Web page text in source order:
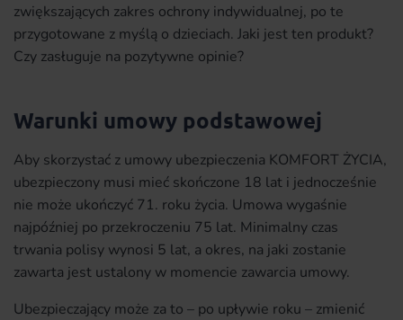
zwiększających zakres ochrony indywidualnej, po te
przygotowane z myślą o dzieciach. Jaki jest ten produkt?
Czy zasługuje na pozytywne opinie?
Warunki umowy podstawowej
Aby skorzystać z umowy ubezpieczenia KOMFORT ŻYCIA,
ubezpieczony musi mieć skończone 18 lat i jednocześnie
nie może ukończyć 71. roku życia. Umowa wygaśnie
najpóźniej po przekroczeniu 75 lat. Minimalny czas
trwania polisy wynosi 5 lat, a okres, na jaki zostanie
zawarta jest ustalony w momencie zawarcia umowy.
Ubezpieczający może za to – po upływie roku – zmienić